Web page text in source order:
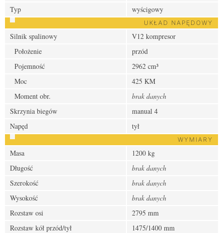
Typ
wyścigowy
UKŁAD NAPĘDOWY
Silnik spalinowy
V12 kompresor
Położenie
przód
Pojemność
2962 cm³
Moc
425 KM
Moment obr.
brak danych
Skrzynia biegów
manual 4
Napęd
tył
WYMIARY
Masa
1200 kg
Długość
brak danych
Szerokość
brak danych
Wysokość
brak danych
Rozstaw osi
2795 mm
Rozstaw kół przód/tył
1475/1400 mm